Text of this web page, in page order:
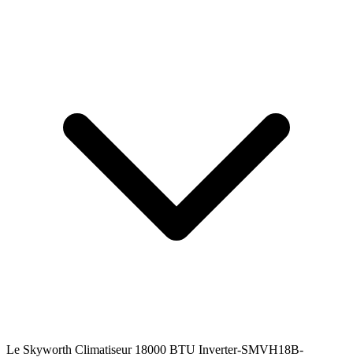
Le Skyworth Climatiseur 18000 BTU Inverter-SMVH18B-